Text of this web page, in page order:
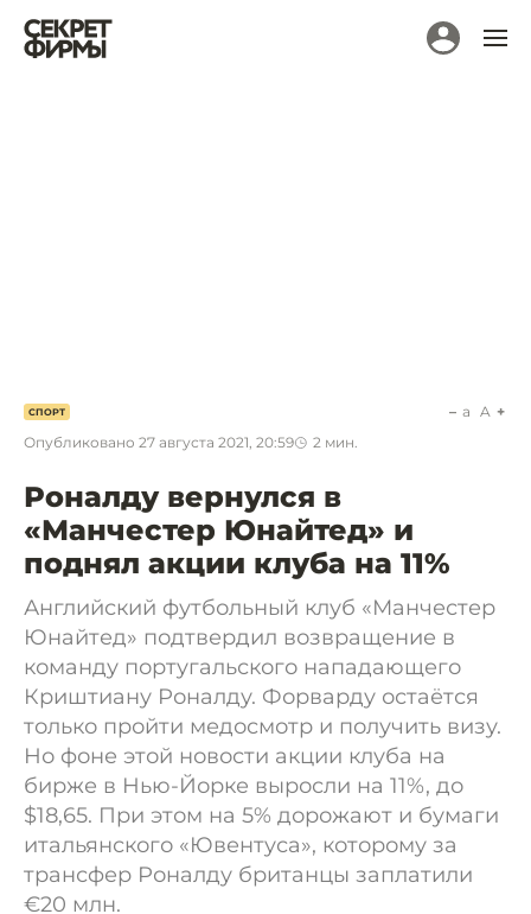
СПОРТ
Опубликовано 27 августа 2021, 20:59 2 мин.
a A
Роналду вернулся в
«Манчестер Юнайтед» и
поднял акции клуба на 11%
Английский футбольный клуб «Манчестер
Юнайтед» подтвердил возвращение в
команду португальского нападающего
Криштиану Роналду. Форварду остаётся
только пройти медосмотр и получить визу.
Но фоне этой новости акции клуба на
бирже в Нью-Йорке выросли на 11%, до
$18,65. При этом на 5% дорожают и бумаги
итальянского «Ювентуса», которому за
трансфер Роналду британцы заплатили
€20 млн.